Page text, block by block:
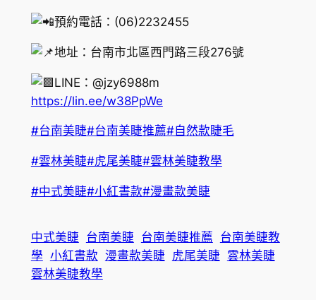
預約電話：(06)2232455
地址：台南市北區西門路三段276號
LINE：@jzy6988m
https://lin.ee/w38PpWe
#台南美睫#台南美睫推薦#自然款睫毛
#雲林美睫#虎尾美睫#雲林美睫教學
#中式美睫#小紅書款#漫畫款美睫
中式美睫 台南美睫 台南美睫推薦 台南美睫教
學 小紅書款 漫畫款美睫 虎尾美睫 雲林美睫
雲林美睫教學